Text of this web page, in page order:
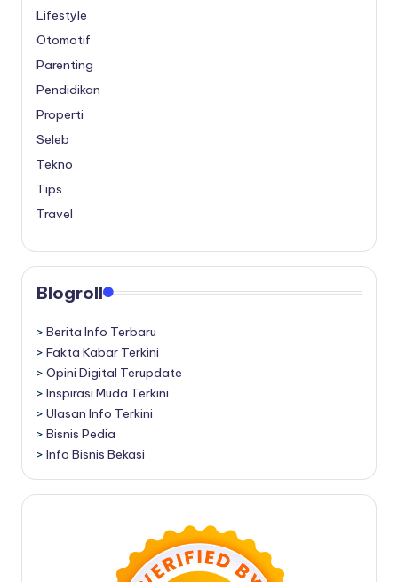
Lifestyle
Otomotif
Parenting
Pendidikan
Properti
Seleb
Tekno
Tips
Travel
Blogroll
> Berita Info Terbaru
> Fakta Kabar Terkini
> Opini Digital Terupdate
> Inspirasi Muda Terkini
> Ulasan Info Terkini
> Bisnis Pedia
> Info Bisnis Bekasi